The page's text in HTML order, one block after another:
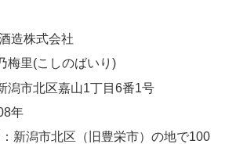
造株式会社
梅里(こしのばいり)
潟市北区嘉山1丁目6番1号
年
新潟市北区（旧豊栄市）の地で100